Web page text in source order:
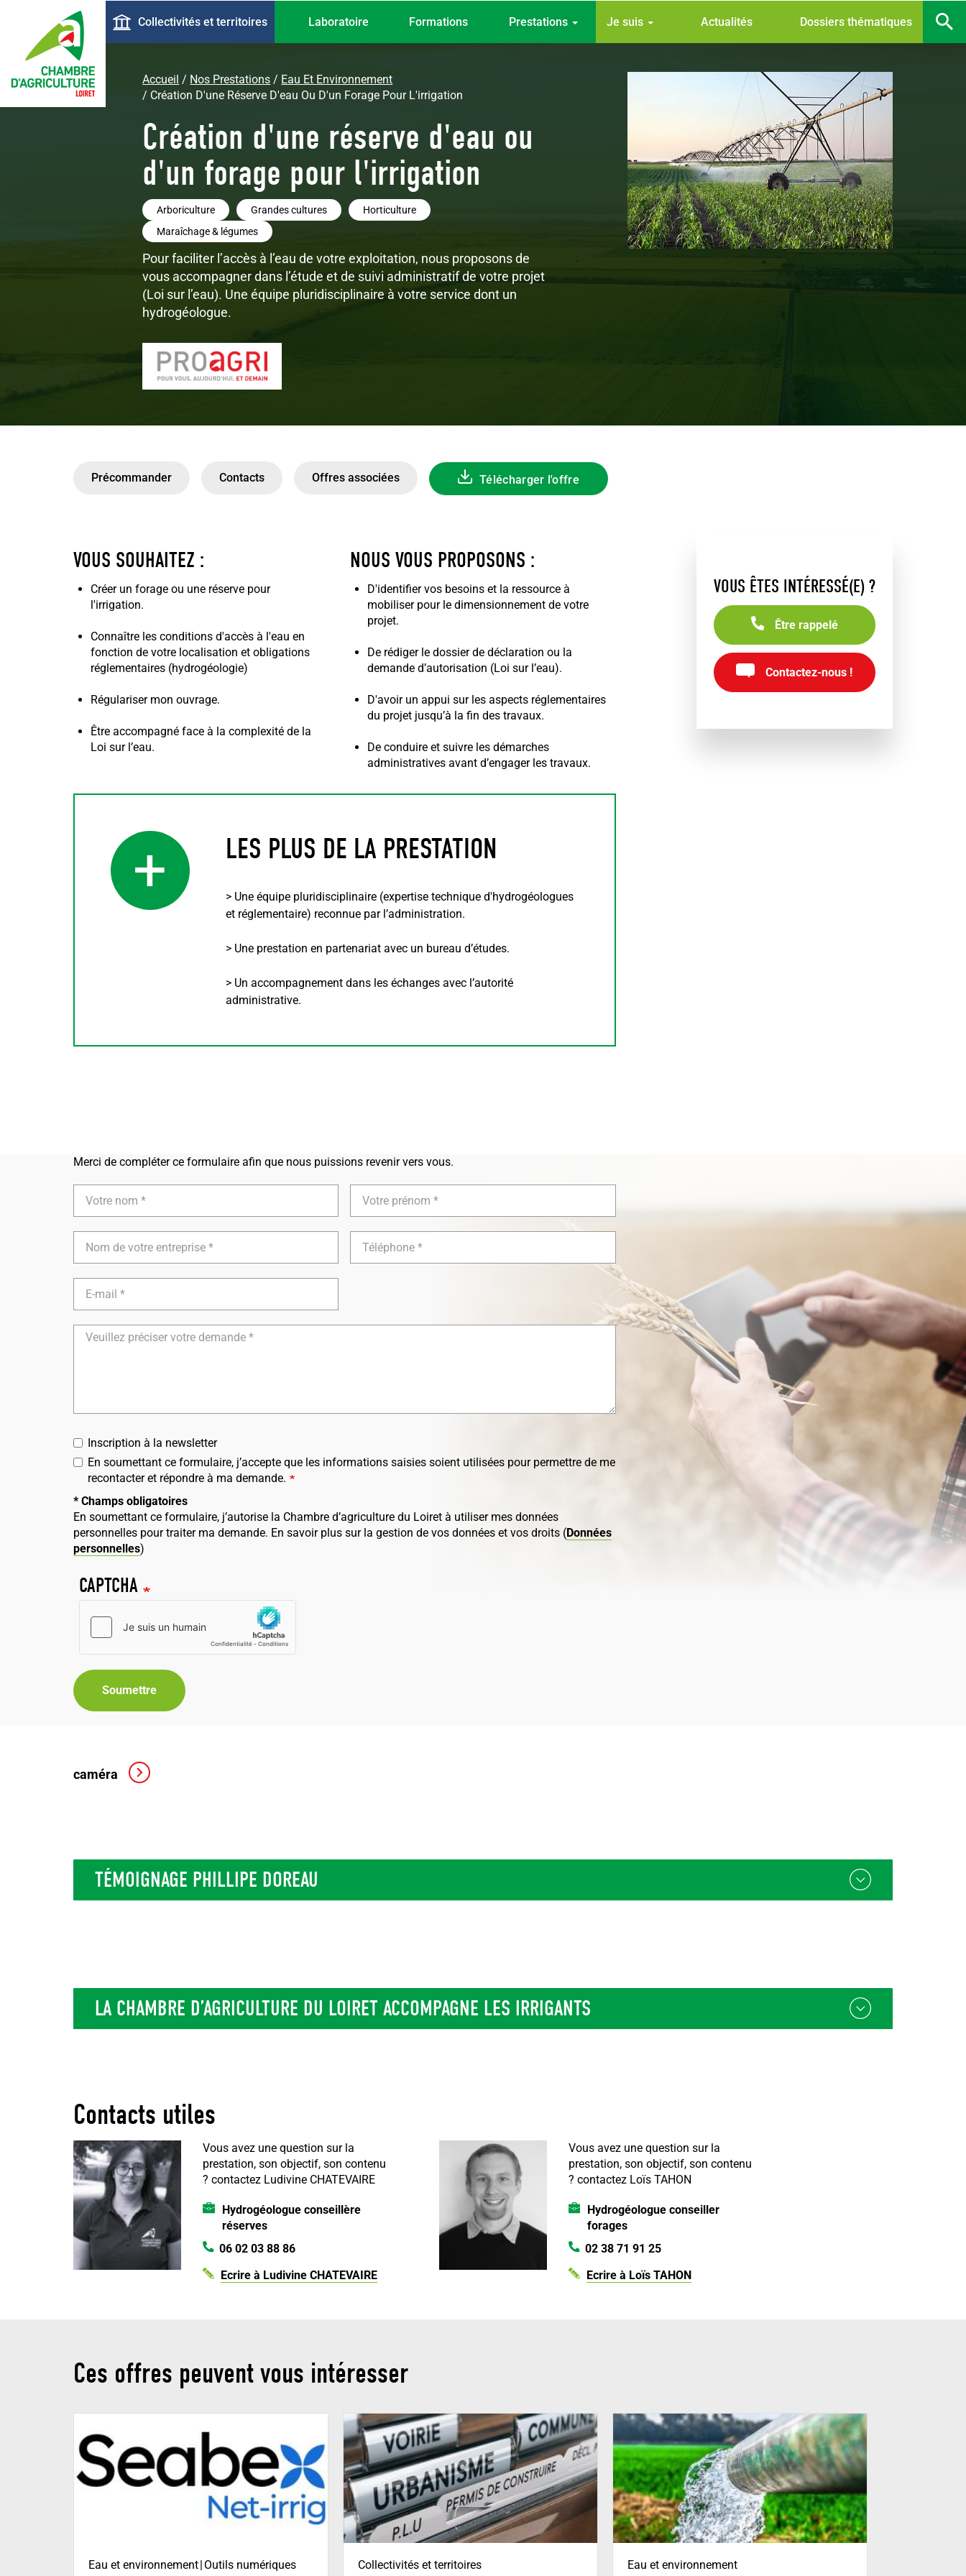
contenu
principal
principaleCollectivités et territoires Laboratoire Formations Prestations
menu
Je suis Actualités Dossiers thématiques
Accueil Nos Prestations
Eau Et Environnement
Création D'une Réserve D'eau Ou D'un Forage Pour L'irrigation
Création d'une réserve d'eau ou
d'un forage pour l'irrigation
Arboriculture Grandes cultures
Horticulture
Maraîchage & légumes
Pour faciliter l’accès à l’eau de votre exploitation, nous proposons de
vous accompagner dans l’étude et de suivi administratif de votre projet
(Loi sur l’eau). Une équipe pluridisciplinaire à votre service dont un
hydrogéologue.
Précommander Contacts Offres associées Télécharger l'offre
VOUS SOUHAITEZ :
Créer un forage ou une réserve pour
l'irrigation.
Connaître les conditions d'accès à l'eau en
fonction de votre localisation et obligations
réglementaires (hydrogéologie)
Régulariser mon ouvrage.
Être accompagné face à la complexité de la
Loi sur l’eau.
NOUS VOUS PROPOSONS :
D'identifier vos besoins et la ressource à
mobiliser pour le dimensionnement de votre
projet.
De rédiger le dossier de déclaration ou la
demande d’autorisation (Loi sur l’eau).
D'avoir un appui sur les aspects réglementaires
du projet jusqu’à la fin des travaux.
De conduire et suivre les démarches
administratives avant d’engager les travaux.
+ LES PLUS DE LA PRESTATION
> Une équipe pluridisciplinaire (expertise technique d'hydrogéologues
et réglementaire) reconnue par l’administration.
> Une prestation en partenariat avec un bureau d’études.
> Un accompagnement dans les échanges avec l’autorité
administrative.
VOUS ÊTES INTÉRESSÉ(E) ?
Être rappelé
Contactez-nous !
Merci de compléter ce formulaire afin que nous puissions revenir vers vous.
nom
prénom
votre
mail
Inscription à la newsletter
En soumettant ce formulaire, j’accepte que les informations saisies soient utilisées pour permettre de me
recontacter et répondre à ma demande.
* Champs obligatoires
En soumettant ce formulaire, j’autorise la Chambre d’agriculture du Loiret à utiliser mes données
personnelles pour traiter ma demande. En savoir plus sur la gestion de vos données et vos droits (Données
personnelles)
CAPTCHA
Soumettre
caméra
TÉMOIGNAGE PHILLIPE DOREAU
LA CHAMBRE D’AGRICULTURE DU LOIRET ACCOMPAGNE LES IRRIGANTS
Contacts utiles
Vous avez une question sur la
prestation, son objectif, son contenu
? contactez Ludivine CHATEVAIRE
Hydrogéologue conseillère
réserves
06 02 03 88 86
Ecrire à Ludivine CHATEVAIRE
Vous avez une question sur la
prestation, son objectif, son contenu
? contactez Loïs TAHON
Hydrogéologue conseiller
forages
02 38 71 91 25
Ecrire à Loïs TAHON
Ces offres peuvent vous intéresser
Eau et environnement Outils numériques Collectivités et territoires Eau et environnement